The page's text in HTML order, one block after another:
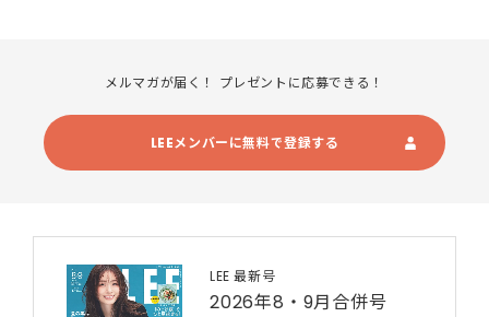
メルマガが届く！ プレゼントに応募できる！
LEEメンバーに無料で登録する
LEE 最新号
2026年8・9月合併号